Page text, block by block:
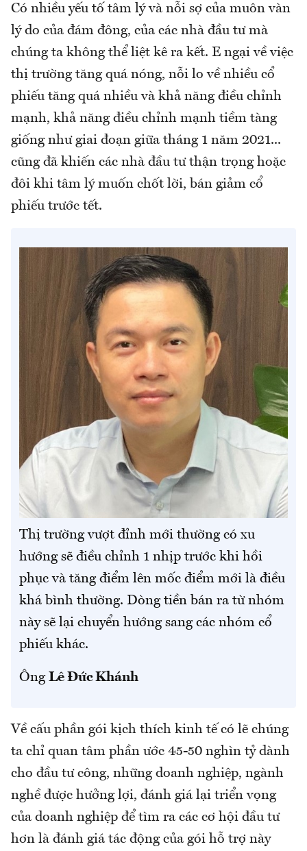
Có nhiều yếu tố tâm lý và nỗi sợ của muôn vàn
lý do của đám đông, của các nhà đầu tư mà
chúng ta không thể liệt kê ra kết. E ngại về việc
thị trường tăng quá nóng, nỗi lo về nhiều cổ
phiếu tăng quá nhiều và khả năng điều chỉnh
mạnh, khả năng điều chỉnh mạnh tiềm tàng
giống như giai đoạn giữa tháng 1 năm 2021...
cũng đã khiến các nhà đầu tư thận trọng hoặc
đôi khi tâm lý muốn chốt lời, bán giảm cổ
phiếu trước tết.
Thị trường vượt đỉnh mới thường có xu
hướng sẽ điều chỉnh 1 nhịp trước khi hồi
phục và tăng điểm lên mốc điểm mới là điều
khá bình thường. Dòng tiền bán ra từ nhóm
này sẽ lại chuyển hướng sang các nhóm cổ
phiếu khác.
Ông Lê Đức Khánh
Về cấu phần gói kịch thích kinh tế có lẽ chúng
ta chỉ quan tâm phần ước 45-50 nghìn tỷ dành
cho đầu tư công, những doanh nghiệp, ngành
nghề được hưởng lợi, đánh giá lại triển vọng
của doanh nghiệp để tìm ra các cơ hội đầu tư
hơn là đánh giá tác động của gói hỗ trợ này